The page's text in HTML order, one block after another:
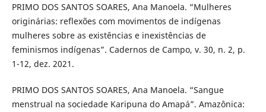
PRIMO DOS SANTOS SOARES, Ana Manoela. “Mulheres
originárias: reflexões com movimentos de indígenas
mulheres sobre as existências e inexistências de
feminismos indígenas”. Cadernos de Campo, v. 30, n. 2, p.
1-12, dez. 2021.
PRIMO DOS SANTOS SOARES, Ana Manoela. “Sangue
menstrual na sociedade Karipuna do Amapá”. Amazônica: